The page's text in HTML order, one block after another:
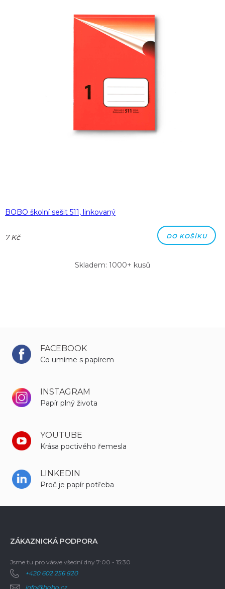
BOBO školní sešit 511, linkovaný
7 Kč DO KOŠÍKU
Skladem: 1000+ kusů
FACEBOOK
Co umíme s papírem
INSTAGRAM
Papír plný života
YOUTUBE
Krása poctivého řemesla
LINKEDIN
Proč je papír potřeba
ZÁKAZNICKÁ PODPORA
Jsme tu pro vásve všední dny 7:00 - 15:30
+420 602 256 820
info@bobo.cz